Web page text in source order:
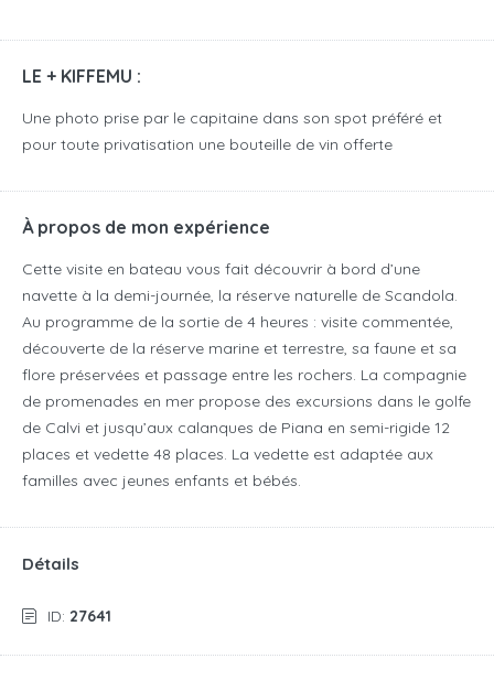
LE + KIFFEMU :
Une photo prise par le capitaine dans son spot préféré et
pour toute privatisation une bouteille de vin offerte
À propos de mon expérience
Cette visite en bateau vous fait découvrir à bord d’une
navette à la demi-journée, la réserve naturelle de Scandola.
Au programme de la sortie de 4 heures : visite commentée,
découverte de la réserve marine et terrestre, sa faune et sa
flore préservées et passage entre les rochers. La compagnie
de promenades en mer propose des excursions dans le golfe
de Calvi et jusqu’aux calanques de Piana en semi-rigide 12
places et vedette 48 places. La vedette est adaptée aux
familles avec jeunes enfants et bébés.
Détails
ID: 27641